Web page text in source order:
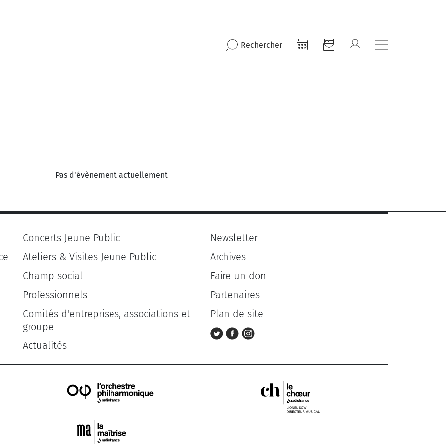
Rechercher
Pas d'évènement actuellement
Concerts Jeune Public
Ateliers & Visites Jeune Public
Champ social
Professionnels
Comités d'entreprises, associations et
groupe
Actualités
Newsletter
Archives
Faire un don
Partenaires
Plan de site